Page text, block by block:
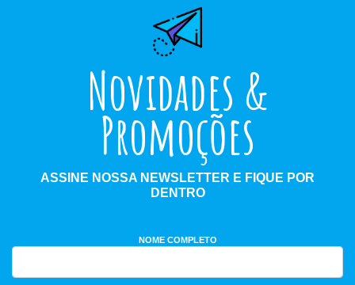
Novidades &
Promoções
ASSINE NOSSA NEWSLETTER E FIQUE POR
DENTRO
NOME COMPLETO